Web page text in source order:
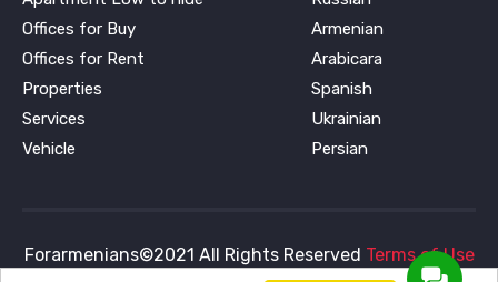
Offices for Buy
Offices for Rent
Properties
Services
Vehicle
Armenian
Arabicara
Spanish
Ukrainian
Persian
Forarmenians©2021 All Rights Reserved Terms of Use